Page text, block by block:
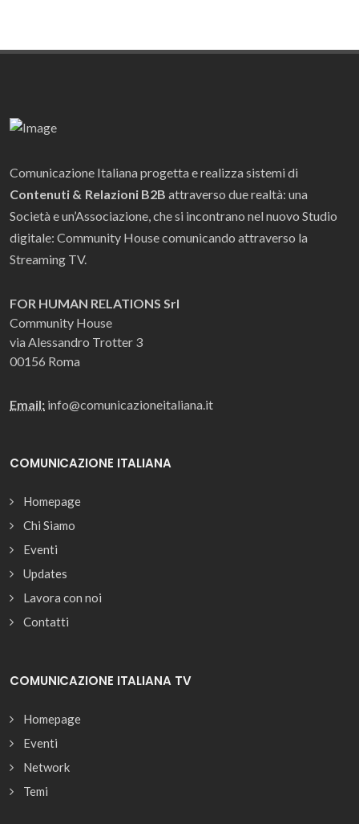
Comunicazione Italiana progetta e realizza sistemi di
Contenuti & Relazioni B2B attraverso due realtà: una
Società e un’Associazione, che si incontrano nel nuovo Studio
digitale: Community House comunicando attraverso la
Streaming TV.
FOR HUMAN RELATIONS Srl
Community House
via Alessandro Trotter 3
00156 Roma
Email: info@comunicazioneitaliana.it
COMUNICAZIONE ITALIANA
Homepage
Chi Siamo
Eventi
Updates
Lavora con noi
Contatti
COMUNICAZIONE ITALIANA TV
Homepage
Eventi
Network
Temi